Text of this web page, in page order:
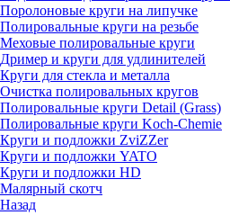
Поролоновые круги на липучке
Полировальные круги на резьбе
Меховые полировальные круги
Дример и круги для удлинителей
Круги для стекла и металла
Очистка полировальных кругов
Полировальные круги Detail (Grass)
Полировальные круги Koch-Chemie
Круги и подложки ZviZZer
Круги и подложки YATO
Круги и подложки HD
Малярный скотч
Назад